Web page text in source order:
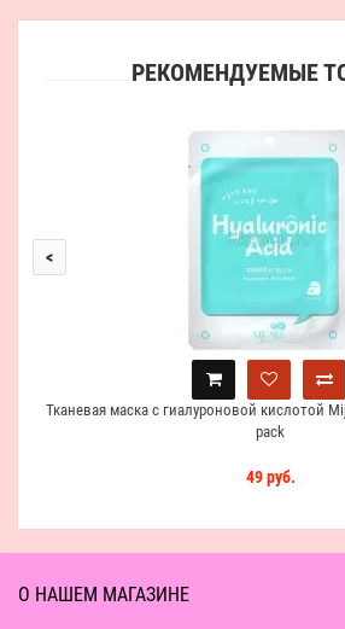
РЕКОМЕНДУЕМЫЕ
Тканевая маска с гиалуроновой кислотой
pack
49 руб.
<
О НАШЕМ МАГАЗИНЕ